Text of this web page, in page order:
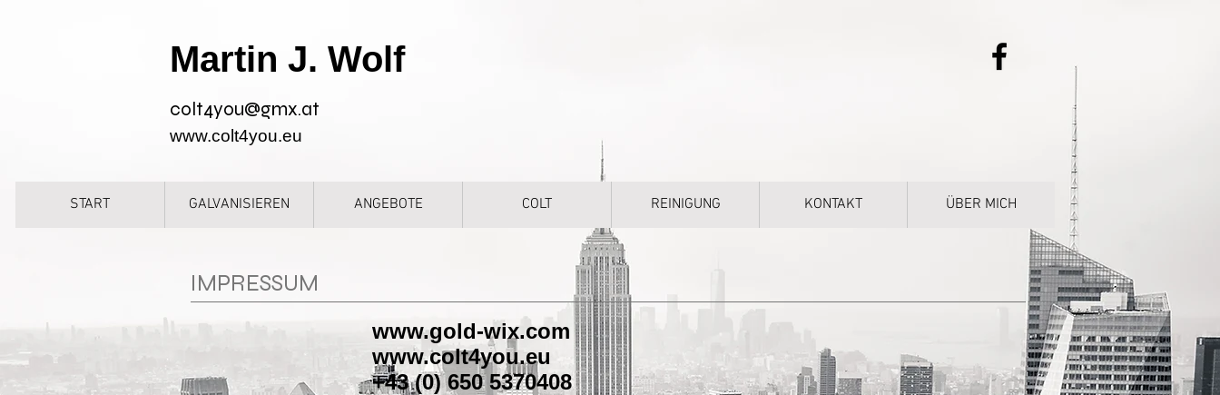
Martin J. Wolf
colt4you@gmx.at
www.colt4you.eu
START GALVANISIEREN ANGEBOTE COLT REINIGUNG KONTAKT ÜBER MICH
IMPRESSUM
www.gold-wix.com
www.colt4you.eu
+43 (0) 650 5370408